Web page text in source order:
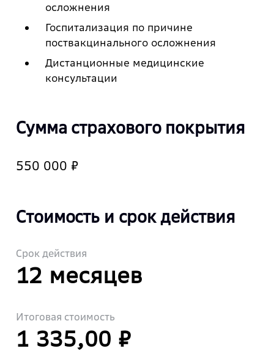
осложнения
Госпитализация по причине
поствакцинального осложнения
Дистанционные медицинские
консультации
Сумма страхового покрытия
550 000 ₽
Стоимость и срок действия
Срок действия
12 месяцев
Итоговая стоимость
1 335,00 ₽